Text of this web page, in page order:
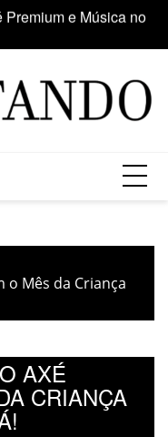
participa da Feira
o Mês da Criança
AXÉ
CRIANÇA